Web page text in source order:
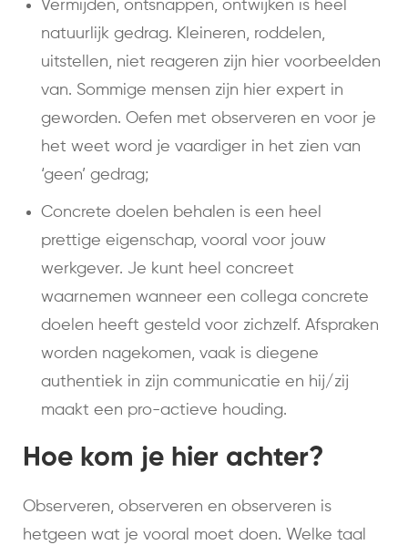
Vermijden, ontsnappen, ontwijken is heel
natuurlijk gedrag. Kleineren, roddelen,
uitstellen, niet reageren zijn hier voorbeelden
van. Sommige mensen zijn hier expert in
geworden. Oefen met observeren en voor je
het weet word je vaardiger in het zien van
‘geen’ gedrag;
Concrete doelen behalen is een heel
prettige eigenschap, vooral voor jouw
werkgever. Je kunt heel concreet
waarnemen wanneer een collega concrete
doelen heeft gesteld voor zichzelf. Afspraken
worden nagekomen, vaak is diegene
authentiek in zijn communicatie en hij/zij
maakt een pro-actieve houding.
Hoe kom je hier achter?
Observeren, observeren en observeren is
hetgeen wat je vooral moet doen. Welke taal